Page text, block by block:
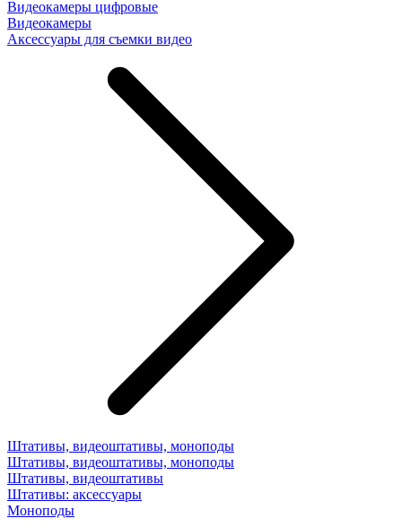
Видеокамеры цифровые
Видеокамеры
Аксессуары для съемки видео
Штативы, видеоштативы, моноподы
Штативы, видеоштативы, моноподы
Штативы, видеоштативы
Штативы: аксессуары
Моноподы